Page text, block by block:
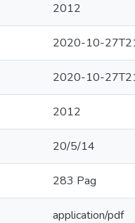
2012
2020-10-
2020-10-
2012
20/5/14
283 Pag
application/pdf